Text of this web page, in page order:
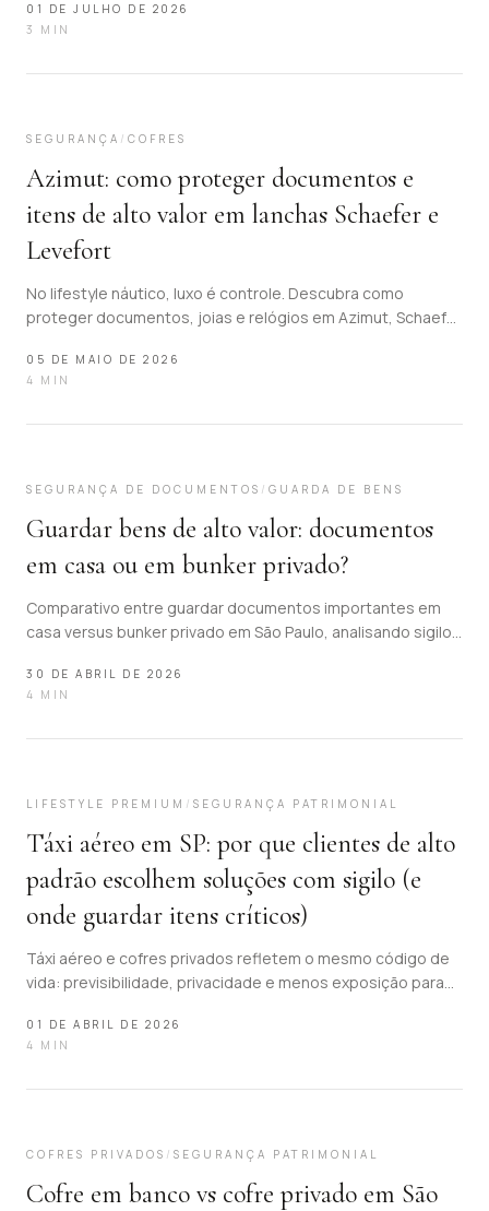
construí-lo.
01 DE JULHO DE 2026
3
MIN
SEGURANÇA / COFRES
Azimut: como proteger documentos e
itens de alto valor em lanchas Schaefer e
Levefort
No lifestyle náutico, luxo é controle. Descubra como
proteger documentos, joias e relógios em Azimut, Schaefer
05 DE MAIO DE 2026
4 MIN
SEGURANÇA DE DOCUMENTOS / GUARDA DE BENS
Guardar bens de alto valor: documentos
em casa ou em bunker privado?
Comparativo entre guardar documentos importantes em
casa versus bunker privado em São Paulo, analisando sigilo,
30 DE ABRIL DE 2026
4 MIN
LIFESTYLE PREMIUM / SEGURANÇA PATRIMONIAL
Táxi aéreo em SP: por que clientes de alto
padrão escolhem soluções com sigilo (e
onde guardar itens críticos)
Táxi aéreo e cofres privados refletem o mesmo código de
vida: previsibilidade, privacidade e menos exposição para
01 DE ABRIL DE 2026
4 MIN
COFRES PRIVADOS / SEGURANÇA PATRIMONIAL
Cofre em banco vs cofre privado em São